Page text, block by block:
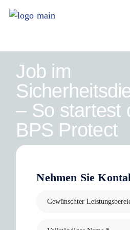
Job im
– So startest
BPS Protect
Nehmen Sie